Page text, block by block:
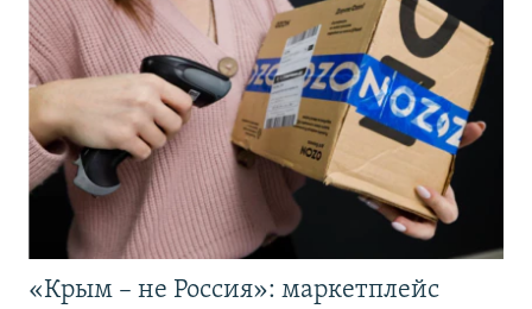
«Крым – не Россия»: маркетплейс